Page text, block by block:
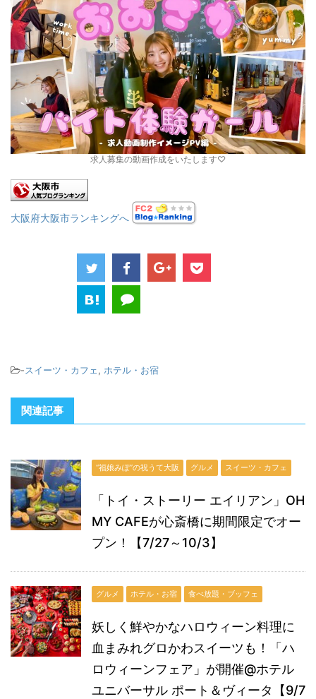
求人募集の動画作成をいたします♡
大阪府大阪市ランキングへ
-スイーツ・カフェ, ホテル・お宿
関連記事
“福娘みぽ”の祝うて大阪 グルメ スイーツ・カフェ
「トイ・ストーリー エイリアン」OH
MY CAFEが心斎橋に期間限定でオー
プン！【7/27～10/3】
グルメ ホテル・お宿 食べ放題・ブッフェ
妖しく鮮やかなハロウィーン料理に
血まみれグロかわスイーツも！「ハ
ロウィーンフェア」が開催@ホテル
ユニバーサル ポート＆ヴィータ【9/7